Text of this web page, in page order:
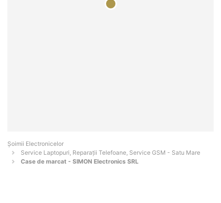
Șoimii Electronicelor
Service Laptopuri, Reparații Telefoane, Service GSM - Satu Mare
Case de marcat - SIMON Electronics SRL